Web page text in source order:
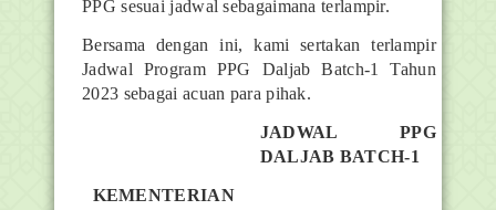
PPG sesuai jadwal sebagaimana terlampir.
Bersama dengan ini, kami sertakan terlampir
Jadwal Program PPG Daljab Batch-1 Tahun
2023 sebagai acuan para pihak.
JADWAL PPG
DALJAB BATCH-1
KEMENTERIAN